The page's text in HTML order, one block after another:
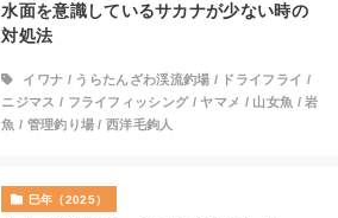
水面を意識しているサカナが少ない時の
対処法
イワナ / うらたんざわ渓流釣場 / ドライフライ /
ニジマス / フライフィッシング/ ヤマメ / 山女魚 /岩
魚 / 管理釣り場 /西洋毛鉤人
巳年（2025）